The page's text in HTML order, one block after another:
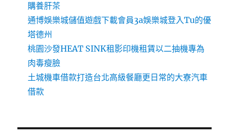
購養肝茶
通博娛樂城儲值遊戲下載會員3a娛樂城登入Tu的優
塔德州
桃園沙發HEAT SINK租影印機租賃以二抽機專為
肉毒瘦臉
土城機車借款打造台北高級餐廳更日常的大寮汽車
借款